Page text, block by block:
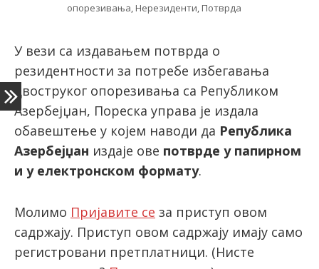
О нама
Претплата
Пријава
опорезивања, Нерезиденти, Потврда
У вези са издавањем потврда о
резидентности за потребе избегавања
двоструког опорезивања са Републиком
Азербејџан, Пореска управа је издала
обавештење у којем наводи да Република
Азербејџан издаје ове потврде у папирном
и у електронском формату.
Молимо Пријавите се за приступ овом
садржају. Приступ овом садржају имају само
регистровани претплатници. (Нисте